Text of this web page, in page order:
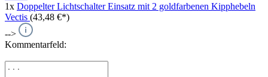
1x Doppelter Lichtschalter Einsatz mit 2 goldfarbenen Kipphebeln
Vectis (43,48 €*)
-->
Kommentarfeld: